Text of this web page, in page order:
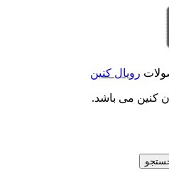
رویال کنین
کنین می باشد.